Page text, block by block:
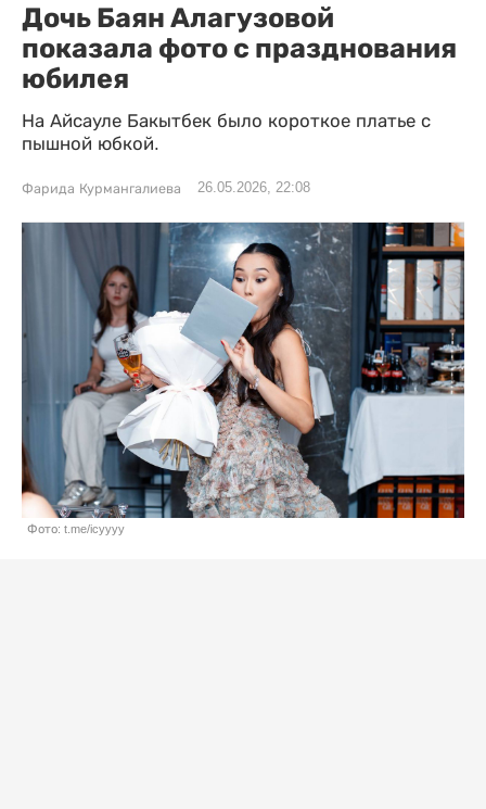
Дочь Баян Алагузовой
показала фото с празднования
юбилея
На Айсауле Бакытбек было короткое платье с
пышной юбкой.
Фарида Курмангалиева 26.05.2026, 22:08
Фото: t.me/icyyyy